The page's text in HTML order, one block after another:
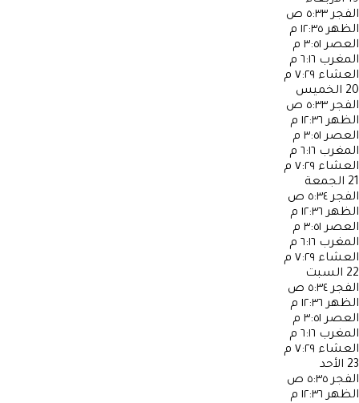
الفجر ٥:٣٣ ص
الظهر ١٢:٣٥ م
العصر ٣:٥١ م
المغرب ٦:١٦ م
العشاء ٧:٢٩ م
20 الخميس
الفجر ٥:٣٣ ص
الظهر ١٢:٣٦ م
العصر ٣:٥١ م
المغرب ٦:١٦ م
العشاء ٧:٢٩ م
21 الجمعة
الفجر ٥:٣٤ ص
الظهر ١٢:٣٦ م
العصر ٣:٥١ م
المغرب ٦:١٦ م
العشاء ٧:٢٩ م
22 السبت
الفجر ٥:٣٤ ص
الظهر ١٢:٣٦ م
العصر ٣:٥١ م
المغرب ٦:١٦ م
العشاء ٧:٢٩ م
23 الأحد
الفجر ٥:٣٥ ص
الظهر ١٢:٣٦ م